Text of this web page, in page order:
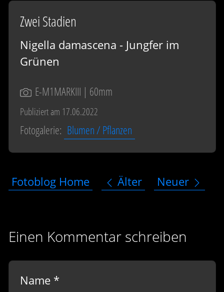
Zwei Stadien
Nigella damascena - Jungfer im
Grünen
E-M1MARKIII | 60mm
Publiziert am 17.06.2022
Fotogalerie: Blumen / Pflanzen
Fotoblog Home Älter Neuer
Einen Kommentar schreiben
Name *